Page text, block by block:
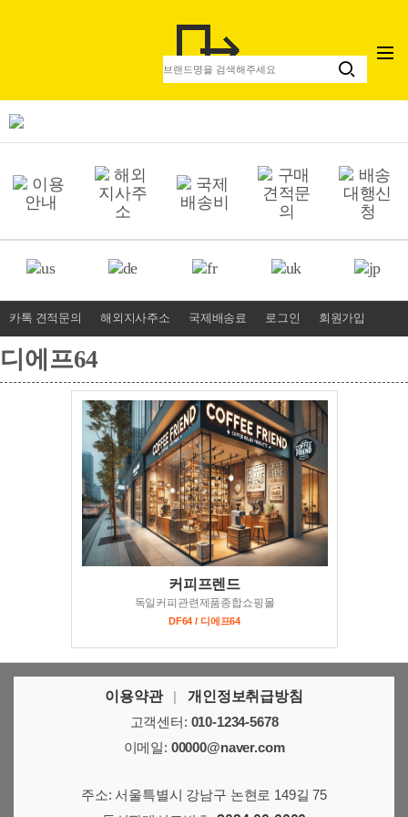
카톡 견적문의 해외지사주소 국제배송료 로그인 회원가입
디에프64
커피프렌드
독일커피관련제품종합쇼핑몰
DF64 / 디에프64
이용약관 |
개인정보취급방침
고객센터: 010-1234-5678
이메일: 00000@naver.com
주소: 서울특별시 강남구 논현로 149길 75